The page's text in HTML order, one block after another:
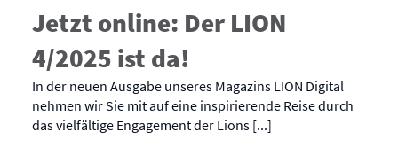
Jetzt online: Der LION
4/2025 ist da!
In der neuen Ausgabe unseres Magazins LION Digital
nehmen wir Sie mit auf eine inspirierende Reise durch
das vielfältige Engagement der Lions [...]